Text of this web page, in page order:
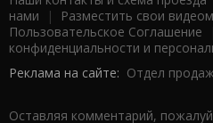
нами | Разместить свои
Пользовательское Соглашение
конфиденциальности и
Реклама на сайте: Отдел
Оставляя комментарий,